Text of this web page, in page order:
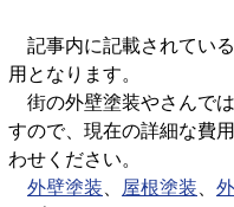
記事内に記載されてい
用となります。
街の外壁塗装やさんで
すので、現在の詳細な費
わせください。
外壁塗装
屋根塗装